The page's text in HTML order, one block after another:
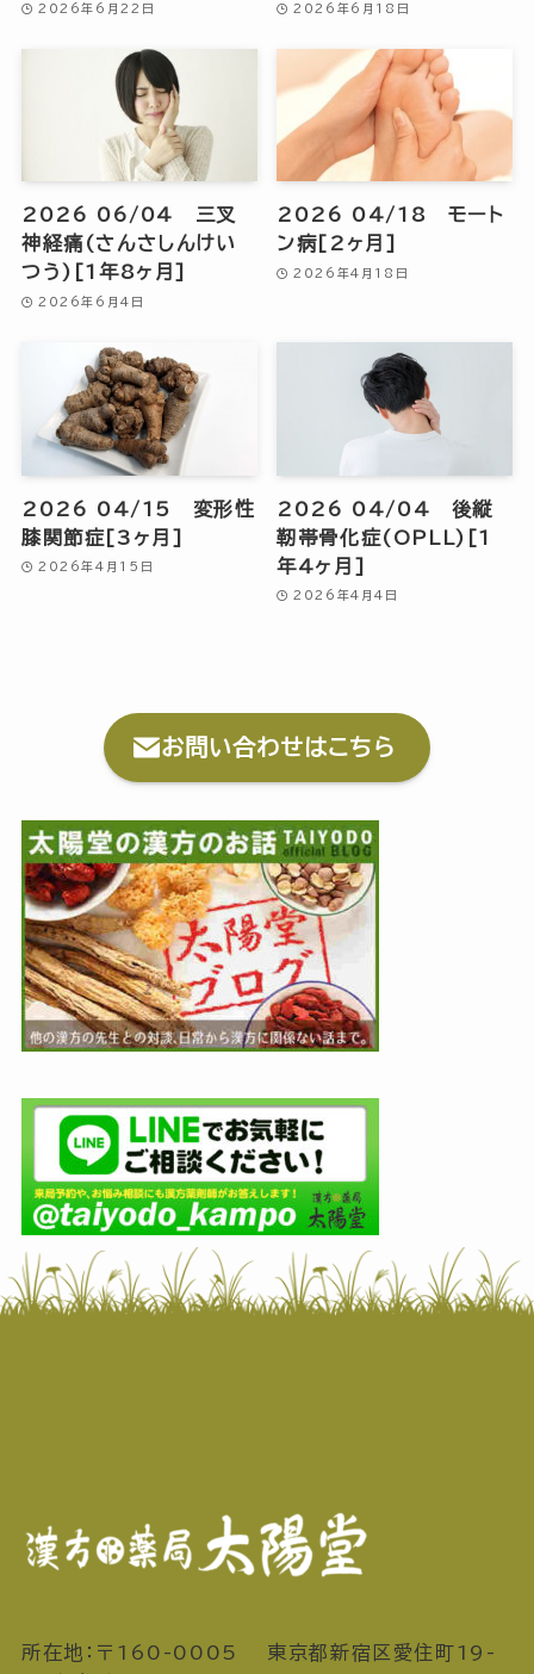
2026年6月22日 2026年6月18日
2026 06/04 三叉
神経痛(さんさしんけい
つう)[1年8ヶ月]
2026年6月4日
2026 04/18 モート
ン病[2ヶ月]
2026年4月18日
2026 04/15 変形性
膝関節症[3ヶ月]
2026年4月15日
2026 04/04 後縦
靭帯骨化症(OPLL)[1
年4ヶ月]
2026年4月4日
お問い合わせはこちら
所在地：〒160-0005 東京都新宿区愛住町19-